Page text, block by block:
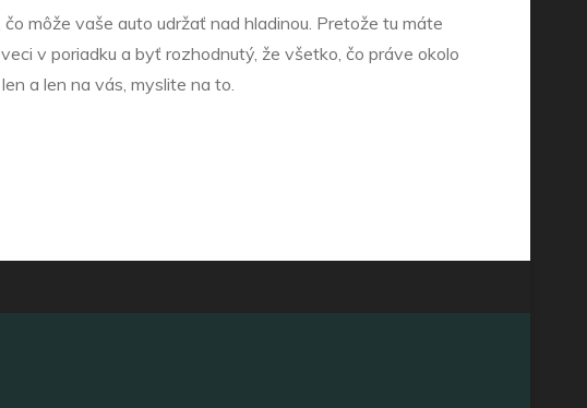
čo môže vaše auto udržať nad hladinou. Pretože tu máte
v poriadku a byť rozhodnutý, že všetko, čo práve okolo
a len na vás, myslite na to.